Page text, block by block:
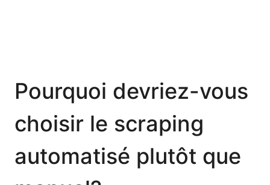
Pourquoi devriez-vous
choisir le scraping
automatisé plutôt que